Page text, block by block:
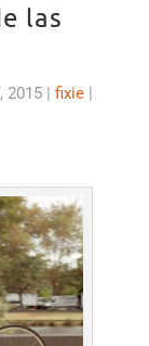
las
2015 | fixie|